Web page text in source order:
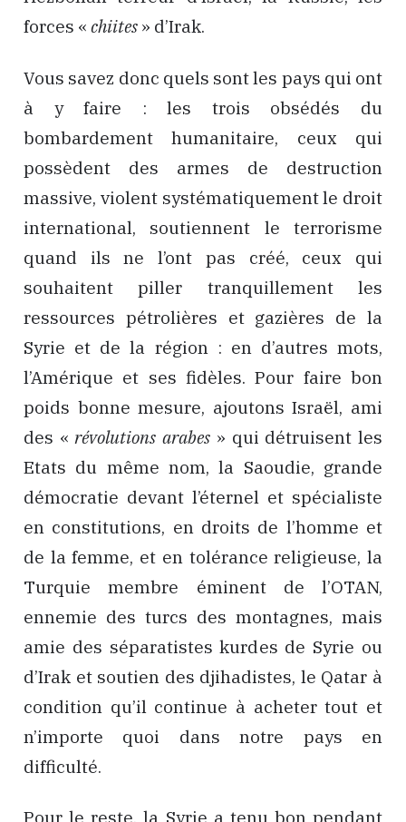
forces « chiites » d’Irak.
Vous savez donc quels sont les pays qui ont
à y faire : les trois obsédés du
bombardement humanitaire, ceux qui
possèdent des armes de destruction
massive, violent systématiquement le droit
international, soutiennent le terrorisme
quand ils ne l’ont pas créé, ceux qui
souhaitent piller tranquillement les
ressources pétrolières et gazières de la
Syrie et de la région : en d’autres mots,
l’Amérique et ses fidèles. Pour faire bon
poids bonne mesure, ajoutons Israël, ami
des « révolutions arabes » qui détruisent les
Etats du même nom, la Saoudie, grande
démocratie devant l’éternel et spécialiste
en constitutions, en droits de l’homme et
de la femme, et en tolérance religieuse, la
Turquie membre éminent de l’OTAN,
ennemie des turcs des montagnes, mais
amie des séparatistes kurdes de Syrie ou
d’Irak et soutien des djihadistes, le Qatar à
condition qu’il continue à acheter tout et
n’importe quoi dans notre pays en
difficulté.